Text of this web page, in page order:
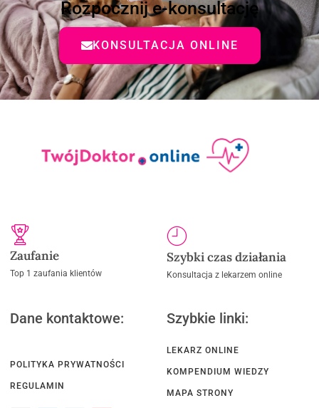
Rozpocznij e-konsultację
KONSULTACJA ONLINE
Zaufanie
Top 1 zaufania klientów
Szybki czas działania
Konsultacja z lekarzem online
Dane kontaktowe:
POLITYKA PRYWATNOŚCI
REGULAMIN
Szybkie linki:
LEKARZ ONLINE
KOMPENDIUM WIEDZY
MAPA STRONY